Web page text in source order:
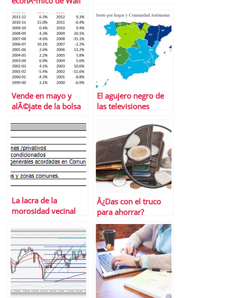
Street
Vende en mayo y
alÃ©jate de la bolsa
El agujero negro de
las televisiones
La lacra de la
morosidad vecinal
Â¿Das con el truco
para ahorrar?